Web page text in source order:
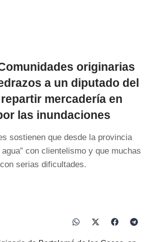
originarias
a un diputado del
mercadería en
las inundaciones
sostienen que desde la provincia
con clientelismo y que muchas
serias dificultades.